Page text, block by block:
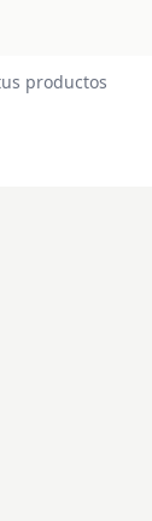
productos